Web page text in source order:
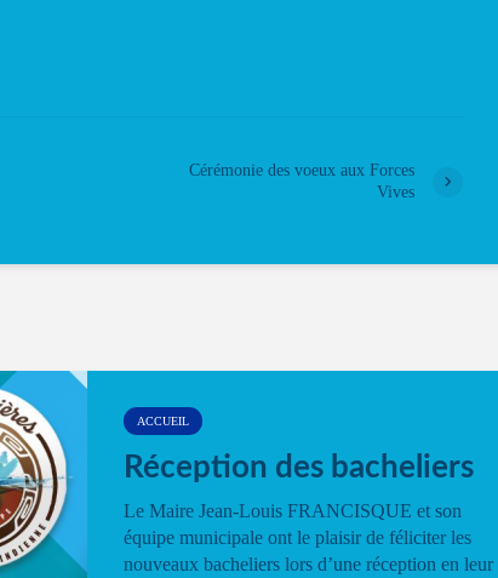
Cérémonie des voeux aux Forces
Vives
ACCUEIL
Réception des bacheliers
Le Maire Jean-Louis FRANCISQUE et son
équipe municipale ont le plaisir de féliciter les
nouveaux bacheliers lors d’une réception en leur